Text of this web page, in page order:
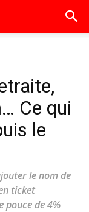
Ce qui
le
le nom de
ticket
pouce de 4%